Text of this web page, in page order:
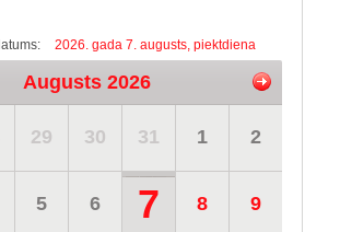
2026. gada 7. augusts, piektdiena
Augusts 2026
29 30 31 1 2
5 6 7 8 9